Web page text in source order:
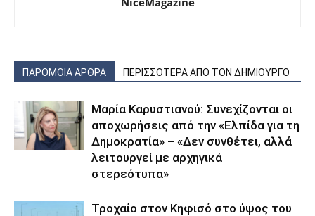
ΠΑΡΟΜΟΙΑ ΑΡΘΡΑ ΠΕΡΙΣΣΟΤΕΡΑ ΑΠΟ ΤΟΝ ΔΗΜΙΟΥΡΓΟ
Μαρία Καρυστιανού: Συνεχίζονται οι
αποχωρήσεις από την «Ελπίδα για τη
Δημοκρατία» – «Δεν συνθέτει, αλλά
λειτουργεί με αρχηγικά
στερεότυπα»
Τροχαίο στον Κηφισό στο ύψος του